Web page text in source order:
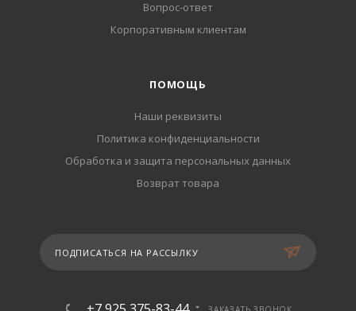
Вопрос-ответ
Корпоративным клиентам
ПОМОЩЬ
Наши реквизиты
Политика конфиденциальности
Обработка и защита персональных данных
Возврат товара
ПОДПИСАТЬСЯ НА РАССЫЛКУ